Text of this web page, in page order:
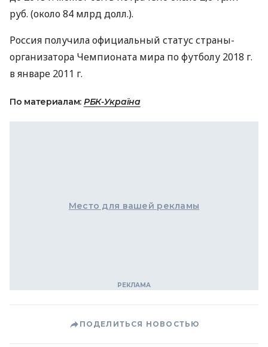
руб. (около 84 млрд долл.).
Россия получила официальный статус страны-
организатора Чемпионата мира по футболу 2018 г.
в январе 2011 г.
По материалам: РБК-Україна
Место для вашей рекламы
ПОДЕЛИТЬСЯ НОВОСТЬЮ